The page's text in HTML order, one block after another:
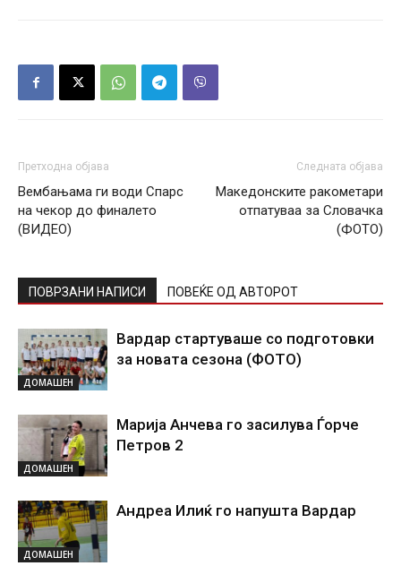
Претходна објава
Вембањама ги води Спарс
на чекор до финалето
(ВИДЕО)
Следната објава
Македонските ракометари
отпатуваа за Словачка
(ФОТО)
ПОВРЗАНИ НАПИСИ ПОВЕЌЕ ОД АВТОРОТ
ДОМАШЕН
Вардар стартуваше со подготовки
за новата сезона (ФОТО)
ДОМАШЕН
Марија Анчева го засилува Ѓорче
Петров 2
ДОМАШЕН
Андреа Илиќ го напушта Вардар